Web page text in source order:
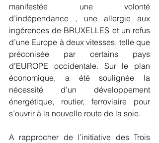
manifestée une volonté
d’indépendance , une allergie aux
ingérences de BRUXELLES et un refus
d’une Europe à deux vitesses, telle que
préconisée par certains pays
d’EUROPE occidentale. Sur le plan
économique, a été soulignée la
nécessité d’un développement
énergétique, routier, ferroviaire pour
s’ouvrir à la nouvelle route de la soie.
A rapprocher de l’initiative des Trois